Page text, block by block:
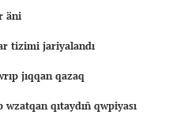
äni
tizimi jariyalandı
jıqqan qazaq
wzatqan qıtaydıñ qwpiyası